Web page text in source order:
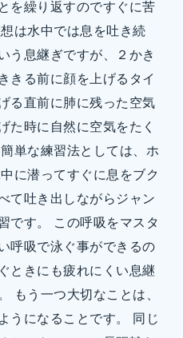
を繰り返すのですぐに苦
は水中では息を吐き続
う息継ぎですが、２かき
きる前に顔を上げるタイ
る直前に肺に残った空気
た時に自然に空気をたく
単な練習法としては、ホ
に潜ってすぐに息をブク
て吐き出しながらジャン
です。 この呼吸をマスタ
呼吸で泳ぐ事ができるの
ときにも疲れにくい息継
もう一つ大切なことは、
うになることです。 同じ